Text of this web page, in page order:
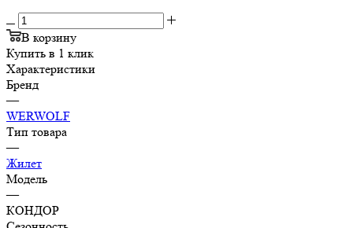
В корзину
Купить в 1 клик
Характеристики
Бренд
—
WERWOLF
Тип товара
—
Жилет
Модель
—
КОНДОР